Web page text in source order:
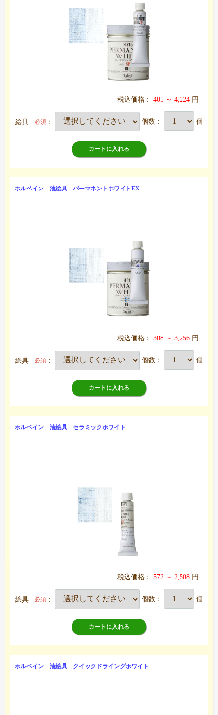
税込価格： 405 ～ 4,224 円
絵具 必須 ： 個数： 個
カートに入れる
ホルベイン 油絵具 パーマネントホワイトEX
税込価格： 308 ～ 3,256 円
絵具 必須 ： 個数： 個
カートに入れる
ホルベイン 油絵具 セラミックホワイト
税込価格： 572 ～ 2,508 円
絵具 必須 ： 個数： 個
カートに入れる
ホルベイン 油絵具 クイックドライングホワイト